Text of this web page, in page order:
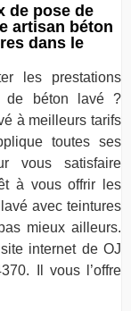
de pose de
artisan béton
dans le
les prestations
de béton lavé ?
à meilleurs tarifs
toutes ses
vous satisfaire
à vous offrir les
avec teintures
mieux ailleurs.
internet de OJ
Il vous l’offre